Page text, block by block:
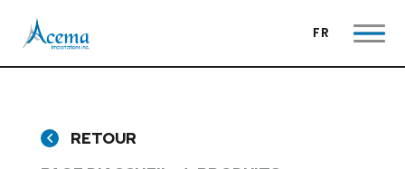
FR
RETOUR